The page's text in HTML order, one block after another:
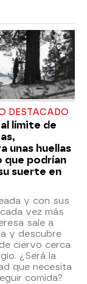
DESTACADO
límite de
unas huellas
que podrían
suerte en
y con sus
vez más
sale a
y descubre
ciervo cerca
¿Será la
que necesita
comida?